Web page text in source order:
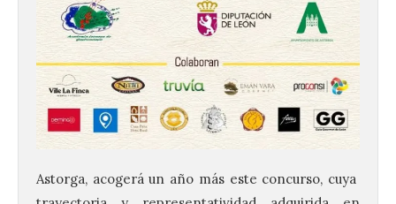
Astorga, acogerá un año más este concurso, cuya